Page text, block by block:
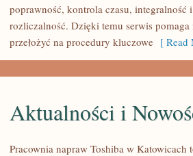
poprawność, kontrola czasu, integralność
rozliczalność. Dzięki temu serwis
przełożyć na procedury kluczowe [ Read
Aktualności i
Pracownia napraw Toshiba w